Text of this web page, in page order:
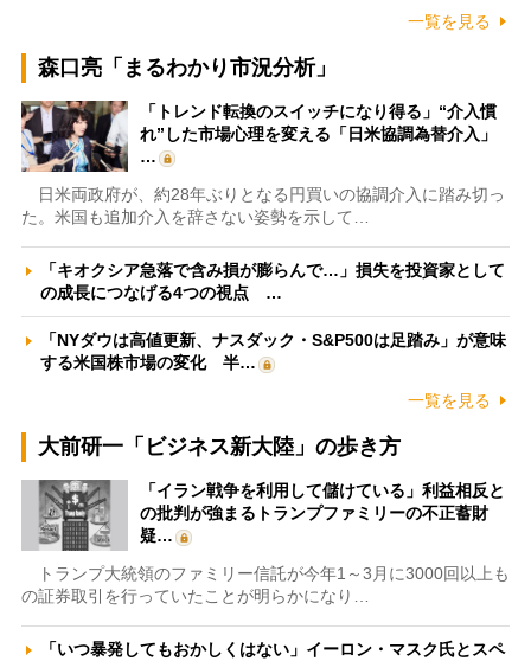
一覧を見る
森口亮「まるわかり市況分析」
「トレンド転換のスイッチになり得る」“介入慣
れ”した市場心理を変える「日米協調為替介入」
…
日米両政府が、約28年ぶりとなる円買いの協調介入に踏み切っ
た。米国も追加介入を辞さない姿勢を示して…
「キオクシア急落で含み損が膨らんで…」損失を投資家として
の成長につなげる4つの視点 …
「NYダウは高値更新、ナスダック・S&P500は足踏み」が意味
する米国株市場の変化 半…
一覧を見る
大前研一「ビジネス新大陸」の歩き方
「イラン戦争を利用して儲けている」利益相反と
の批判が強まるトランプファミリーの不正蓄財
疑…
トランプ大統領のファミリー信託が今年1～3月に3000回以上も
の証券取引を行っていたことが明らかになり…
「いつ暴発してもおかしくはない」イーロン・マスク氏とスペ